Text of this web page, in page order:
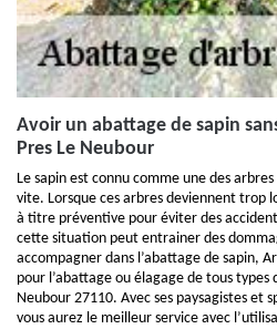
Avoir un abattage de sapin
Pres Le Neubour
Le sapin est connu comme une des
vite. Lorsque ces arbres deviennent trop
à titre préventive pour éviter des
cette situation peut entrainer des
accompagner dans l’abattage de sapin,
pour l’abattage ou élagage de tous types
Neubour 27110. Avec ses paysagistes et
vous aurez le meilleur service avec